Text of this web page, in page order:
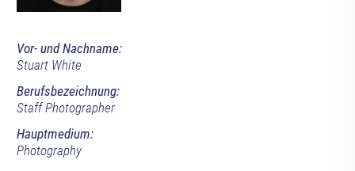
Vor- und Nachname:
Stuart White
Berufsbezeichnung:
Staff Photographer
Hauptmedium:
Photography